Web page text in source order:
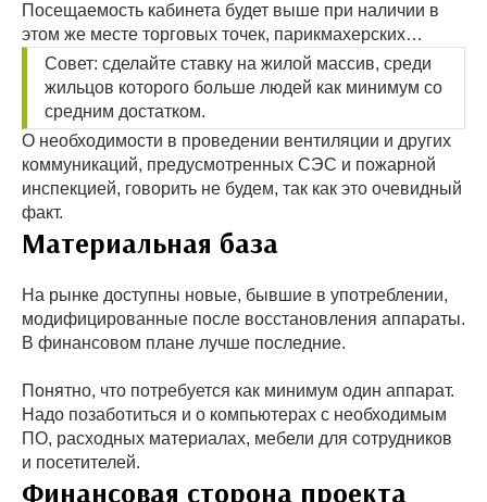
Посещаемость кабинета будет выше при наличии в
этом же месте торговых точек, парикмахерских…
Совет: сделайте ставку на жилой массив, среди
жильцов которого больше людей как минимум со
средним достатком.
О необходимости в проведении вентиляции и других
коммуникаций, предусмотренных СЭС и пожарной
инспекцией, говорить не будем, так как это очевидный
факт.
Материальная база
На рынке доступны новые, бывшие в употреблении,
модифицированные после восстановления аппараты.
В финансовом плане лучше последние.
Понятно, что потребуется как минимум один аппарат.
Надо позаботиться и о компьютерах с необходимым
ПО, расходных материалах, мебели для сотрудников
и посетителей.
Финансовая сторона проекта